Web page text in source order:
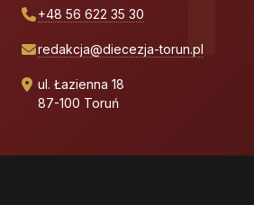
+48 56 622 35 30
redakcja@diecezja-torun.pl
ul. Łazienna 18
87-100 Toruń